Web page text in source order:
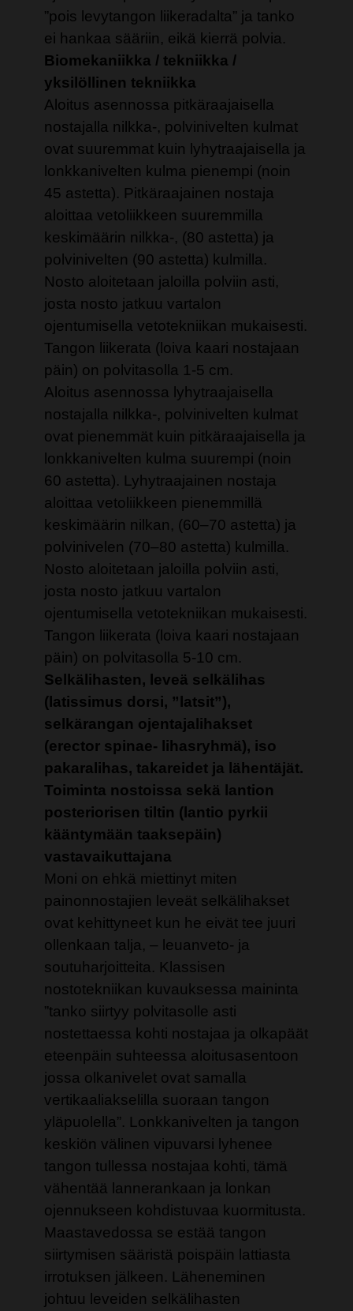
”pois levytangon liikeradalta” ja tanko
ei hankaa sääriin, eikä kierrä polvia.
Biomekaniikka / tekniikka /
yksilöllinen tekniikka
Aloitus asennossa pitkäraajaisella
nostajalla nilkka-, polvinivelten kulmat
ovat suuremmat kuin lyhytraajaisella ja
lonkkanivelten kulma pienempi (noin
45 astetta). Pitkäraajainen nostaja
aloittaa vetoliikkeen suuremmilla
keskimäärin nilkka-, (80 astetta) ja
polvinivelten (90 astetta) kulmilla.
Nosto aloitetaan jaloilla polviin asti,
josta nosto jatkuu vartalon
ojentumisella vetotekniikan mukaisesti.
Tangon liikerata (loiva kaari nostajaan
päin) on polvitasolla 1-5 cm.
Aloitus asennossa lyhytraajaisella
nostajalla nilkka-, polvinivelten kulmat
ovat pienemmät kuin pitkäraajaisella ja
lonkkanivelten kulma suurempi (noin
60 astetta). Lyhytraajainen nostaja
aloittaa vetoliikkeen pienemmillä
keskimäärin nilkan, (60–70 astetta) ja
polvinivelen (70–80 astetta) kulmilla.
Nosto aloitetaan jaloilla polviin asti,
josta nosto jatkuu vartalon
ojentumisella vetotekniikan mukaisesti.
Tangon liikerata (loiva kaari nostajaan
päin) on polvitasolla 5-10 cm.
Selkälihasten, leveä selkälihas
(latissimus dorsi, ”latsit”),
selkärangan ojentajalihakset
(erector spinae- lihasryhmä), iso
pakaralihas, takareidet ja lähentäjät.
Toiminta nostoissa sekä lantion
posteriorisen tiltin (lantio pyrkii
kääntymään taaksepäin)
vastavaikuttajana
Moni on ehkä miettinyt miten
painonnostajien leveät selkälihakset
ovat kehittyneet kun he eivät tee juuri
ollenkaan talja, – leuanveto- ja
soutuharjoitteita. Klassisen
nostotekniikan kuvauksessa maininta
”tanko siirtyy polvitasolle asti
nostettaessa kohti nostajaa ja olkapäät
eteenpäin suhteessa aloitusasentoon
jossa olkanivelet ovat samalla
vertikaaliakselilla suoraan tangon
yläpuolella”. Lonkkanivelten ja tangon
keskiön välinen vipuvarsi lyhenee
tangon tullessa nostajaa kohti, tämä
vähentää lannerankaan ja lonkan
ojennukseen kohdistuvaa kuormitusta.
Maastavedossa se estää tangon
siirtymisen sääristä poispäin lattiasta
irrotuksen jälkeen. Läheneminen
johtuu leveiden selkälihasten